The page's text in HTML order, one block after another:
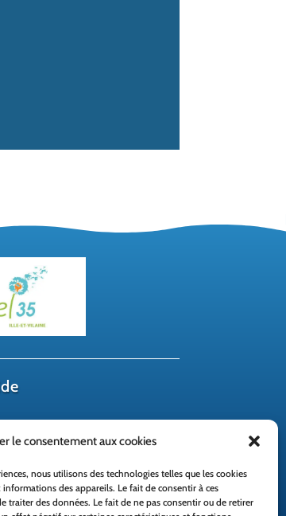
le consentement aux cookies
nous utilisons des technologies telles que les cookies
des appareils. Le fait de consentir à ces
traiter des données. Le fait de ne pas consentir ou de retirer